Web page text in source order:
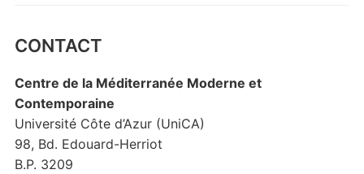
CONTACT
Centre de la Méditerranée Moderne et
Contemporaine
Université Côte d’Azur (UniCA)
98, Bd. Edouard-Herriot
B.P. 3209